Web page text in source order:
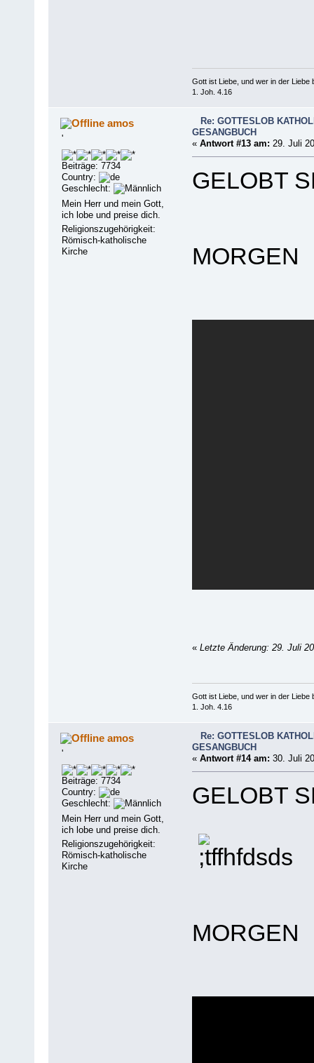
Gott ist Liebe, und wer in der Liebe
1. Joh. 4.16
amos
'
Beiträge: 7734
Country:
Geschlecht:
Mein Herr und mein Gott,
ich lobe und preise dich.
Religionszugehörigkeit:
Römisch-katholische
Kirche
Re: GOTTESLOB
GESANGBUCH
« Antwort #13 am: 29. Juli
GELOBT
MORGEN
« Letzte Änderung: 29. Juli
Gott ist Liebe, und wer in der Liebe
1. Joh. 4.16
amos
'
Beiträge: 7734
Country:
Geschlecht:
Mein Herr und mein Gott,
ich lobe und preise dich.
Religionszugehörigkeit:
Römisch-katholische
Kirche
Re: GOTTESLOB
GESANGBUCH
« Antwort #14 am: 30. Juli
GELOBT
MORGEN